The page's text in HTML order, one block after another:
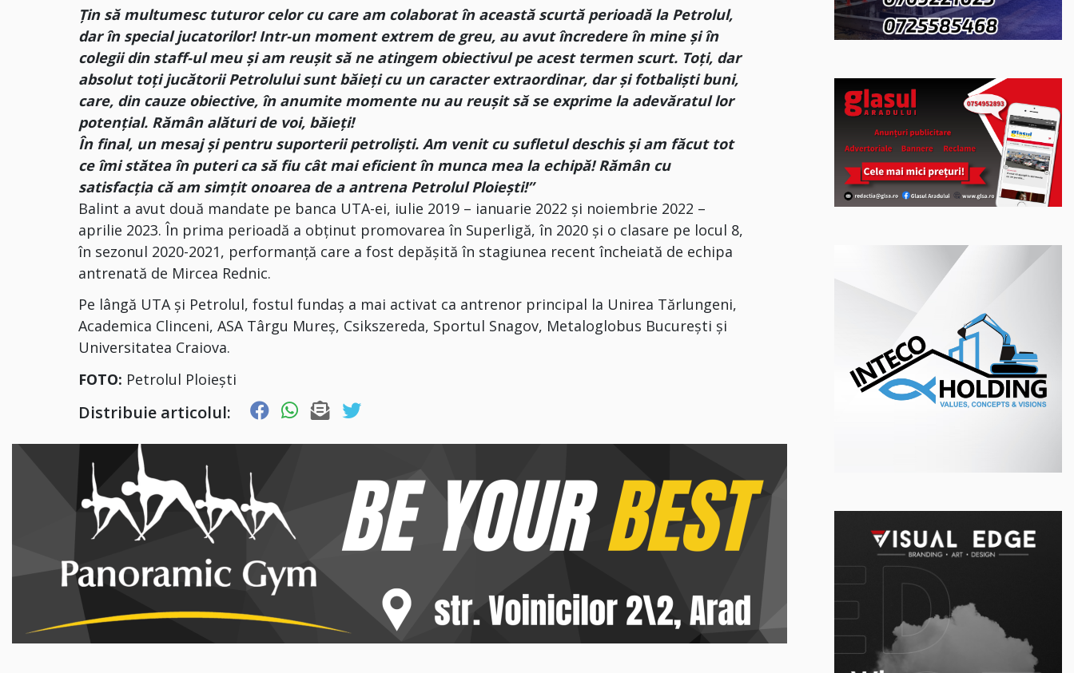
Țin să multumesc tuturor celor cu care am colaborat în această scurtă perioadă la Petrolul,
dar în special jucatorilor! Intr-un moment extrem de greu, au avut încredere în mine și în
colegii din staff-ul meu și am reușit să ne atingem obiectivul pe acest termen scurt. Toți, dar
absolut toți jucătorii Petrolului sunt băieți cu un caracter extraordinar, dar și fotbaliști buni,
care, din cauze obiective, în anumite momente nu au reușit să se exprime la adevăratul lor
potențial. Rămân alături de voi, băieți!
În final, un mesaj și pentru suporterii petroliști. Am venit cu sufletul deschis și am făcut tot
ce îmi stătea în puteri ca să fiu cât mai eficient în munca mea la echipă! Rămân cu
satisfacția că am simțit onoarea de a antrena Petrolul Ploiești!”
Balint a avut două mandate pe banca UTA-ei, iulie 2019 – ianuarie 2022 și noiembrie 2022 –
aprilie 2023. În prima perioadă a obținut promovarea în Superligă, în 2020 și o clasare pe locul 8,
în sezonul 2020-2021, performanță care a fost depășită în stagiunea recent încheiată de echipa
antrenată de Mircea Rednic.
Pe lângă UTA şi Petrolul, fostul fundaș a mai activat ca antrenor principal la Unirea Tărlungeni,
Academica Clinceni, ASA Târgu Mureș, Csikszereda, Sportul Snagov, Metaloglobus București și
Universitatea Craiova.
FOTO: Petrolul Ploiești
Distribuie articolul: